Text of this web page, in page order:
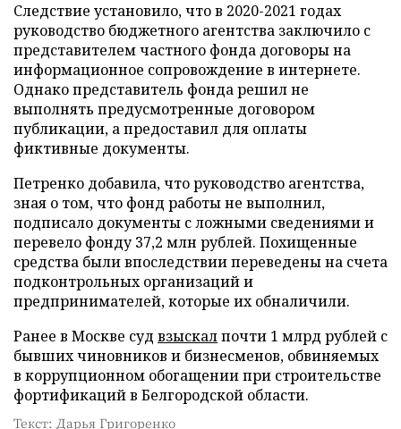
Следствие установило, что в 2020-2021 годах
руководство бюджетного агентства заключило с
представителем частного фонда договоры на
информационное сопровождение в интернете.
Однако представитель фонда решил не
выполнять предусмотренные договором
публикации, а предоставил для оплаты
фиктивные документы.
Петренко добавила, что руководство агентства,
зная о том, что фонд работы не выполнил,
подписало документы с ложными сведениями и
перевело фонду 37,2 млн рублей. Похищенные
средства были впоследствии переведены на счета
подконтрольных организаций и
предпринимателей, которые их обналичили.
Ранее в Москве суд взыскалпочти 1 млрд рублей с
бывших чиновников и бизнесменов, обвиняемых
в коррупционном обогащении при строительстве
фортификаций в Белгородской области.
Текст: Дарья Григоренко